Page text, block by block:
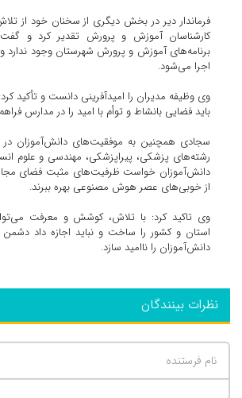
فرماندار دیر در بخش دیگری از سخنان خود از
کارشناسان آموزش و پرورش تقدیر کرد و
برنامه‌های آموزش و پرورش شهرستان وجود ندارد و
اجرا می‌شود.
وی وظیفه مدیران را امیدآفرینی دانست و تأکید
باید فضایی بانشاط و توأم با امید را در مدارس
سجادی همچنین به موفقیت‌های دانش‌آموزان در
رشته‌های پزشکی، پیراپزشکی، مهندسی و علوم
دانش‌آموزان خواست ظرفیت‌های مثبت فضای
از خوبی‌های عصر هوش مصنوعی بهره ببرند.
وی تاکید کرد: با تلاش، کوشش و معرفت
استان و کشور را ساخت و نباید اجازه داد
دانش‌آموزان را ناامید سازد.
نظرات بینندگان